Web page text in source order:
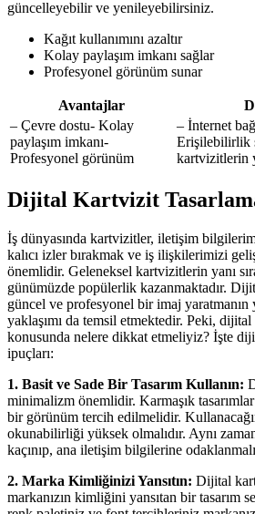
güncelleyebilir ve yenileyebilirsiniz.
Kağıt kullanımını azaltır
Kolay paylaşım imkanı sağlar
Profesyonel görünüm sunar
Avantajlar
– Çevre dostu- Kolay
paylaşım imkanı-
Profesyonel görünüm
– İnternet
Erişilebilirlik
kartvizitlerin
Dijital Kartvizit
İş dünyasında kartvizitler, iletişim
kalıcı izler bırakmak ve iş ilişkilerimizi
önemlidir. Geleneksel kartvizitlerin yanı
günümüzde popülerlik kazanmaktadır.
güncel ve profesyonel bir imaj yaratmanın
yaklaşımı da temsil etmektedir. Peki,
konusunda nelere dikkat etmeliyiz? İşte
ipuçları:
1. Basit ve Sade Bir Tasarım Kullanın:
minimalizm önemlidir. Karmaşık tasarımlar
bir görünüm tercih edilmelidir.
okunabilirliği yüksek olmalıdır. Aynı
kaçınıp, ana iletişim bilgilerine
2. Marka Kimliğinizi Yansıtın: Dijital
markanızın kimliğini yansıtan bir tasarım